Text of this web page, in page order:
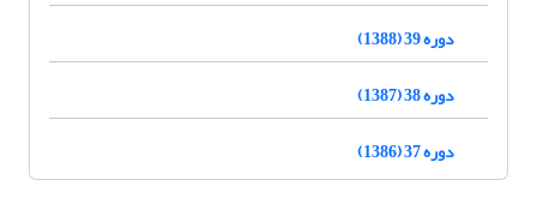
دوره 39 (1388)
دوره 38 (1387)
دوره 37 (1386)